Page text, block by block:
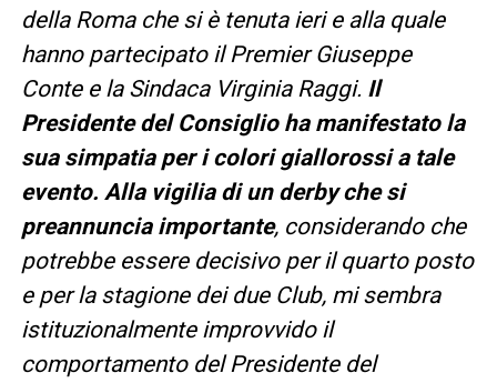
della Roma che si è tenuta ieri e alla quale
hanno partecipato il Premier Giuseppe
Conte e la Sindaca Virginia Raggi. Il
Presidente del Consiglio ha manifestato la
sua simpatia per i colori giallorossi a tale
evento. Alla vigilia di un derby che si
preannuncia importante, considerando che
potrebbe essere decisivo per il quarto posto
e per la stagione dei due Club, mi sembra
istituzionalmente improvvido il
comportamento del Presidente del